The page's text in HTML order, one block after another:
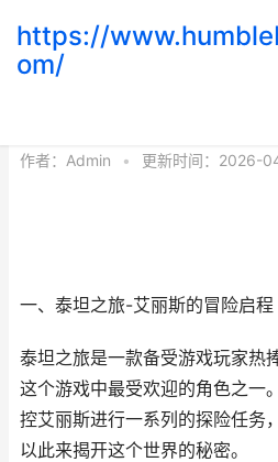
https://
om/
作者： Admin • 更新时间：2026-
一、泰坦之旅-艾丽斯的冒险启程
泰坦之旅是一款备受游戏玩家热
这个游戏中最受欢迎的角色之一
控艾丽斯进行一系列的探险任务
以此来揭开这个世界的秘密。